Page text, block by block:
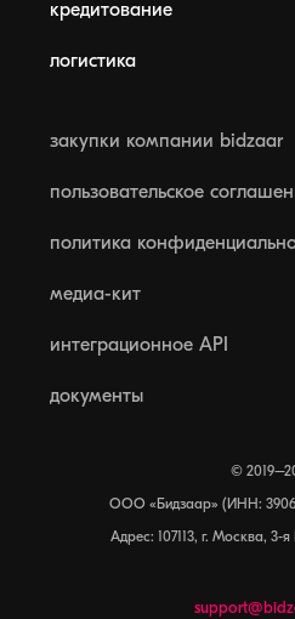
кредитование
логистика
закупки компании bidzaar
пользовательское
политика
медиа-кит
интеграционное API
документы
©
ООО «Бидзаар» (ИНН:
Адрес: 107113, г. Москва, 3-